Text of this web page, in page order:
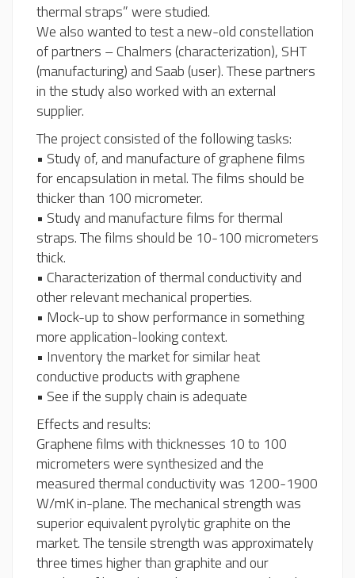
thermal straps” were studied.
We also wanted to test a new-old constellation
of partners – Chalmers (characterization), SHT
(manufacturing) and Saab (user). These partners
in the study also worked with an external
supplier.
The project consisted of the following tasks:
• Study of, and manufacture of graphene films
for encapsulation in metal. The films should be
thicker than 100 micrometer.
• Study and manufacture films for thermal
straps. The films should be 10-100 micrometers
thick.
• Characterization of thermal conductivity and
other relevant mechanical properties.
• Mock-up to show performance in something
more application-looking context.
• Inventory the market for similar heat
conductive products with graphene
• See if the supply chain is adequate
Effects and results:
Graphene films with thicknesses 10 to 100
micrometers were synthesized and the
measured thermal conductivity was 1200-1900
W/mK in-plane. The mechanical strength was
superior equivalent pyrolytic graphite on the
market. The tensile strength was approximately
three times higher than graphite and our